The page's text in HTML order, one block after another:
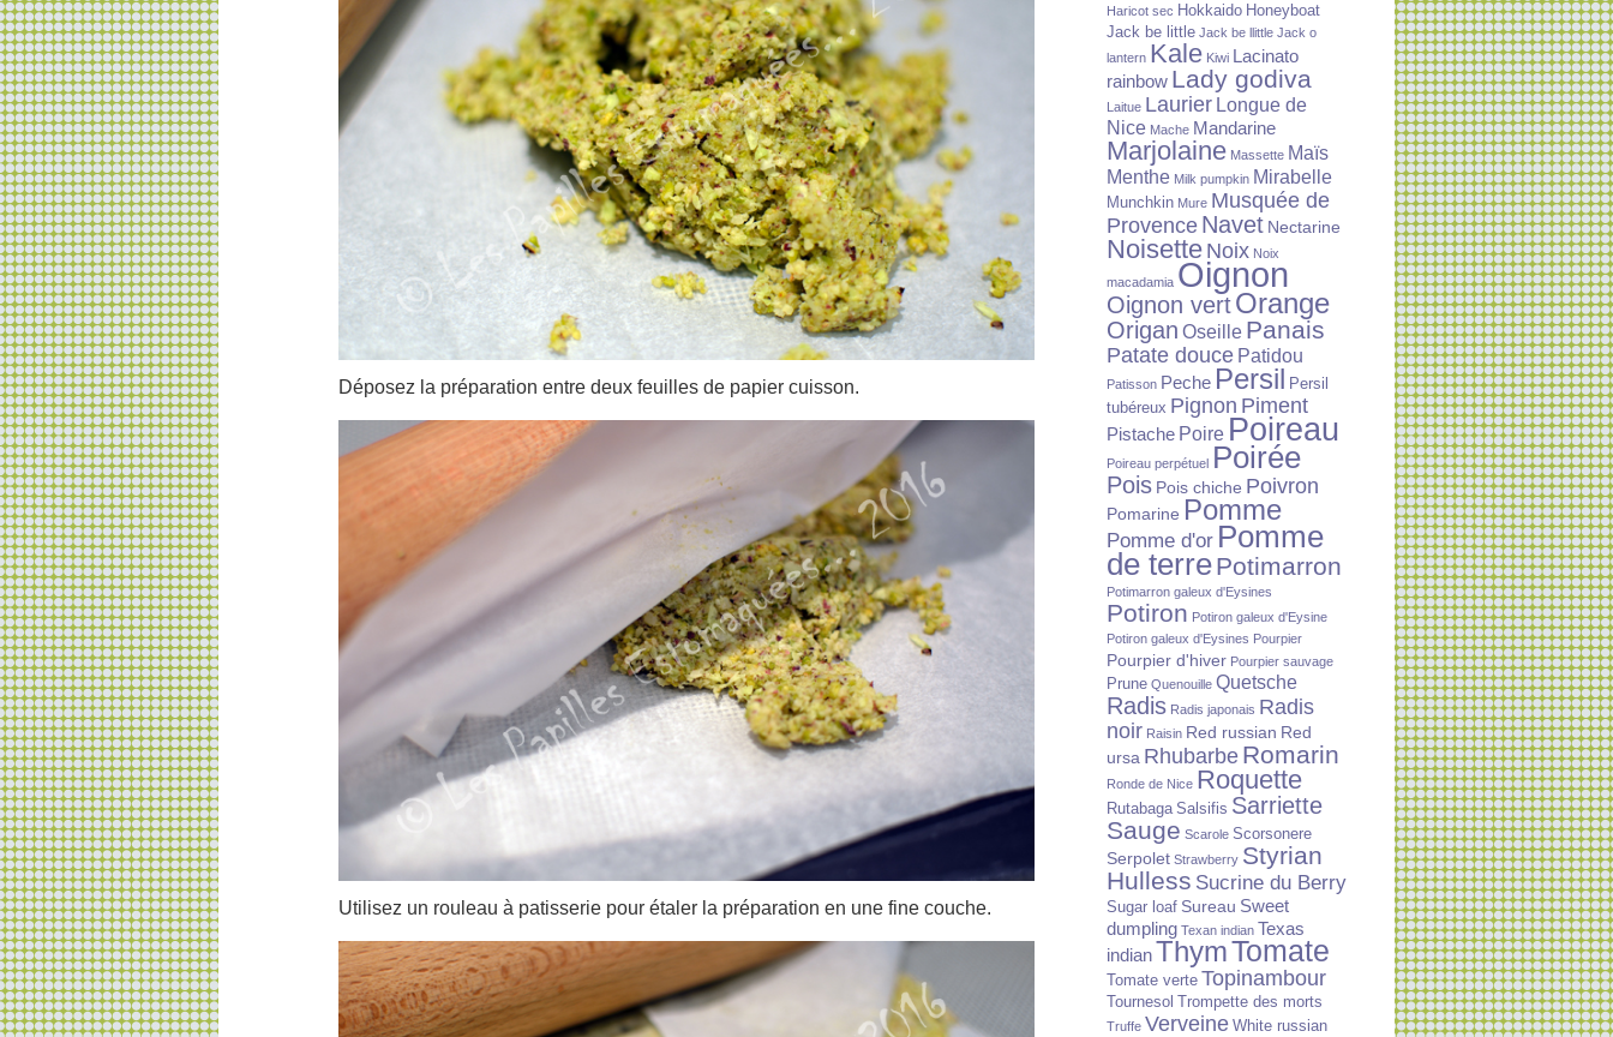
Déposez la préparation entre deux feuilles de papier cuisson.
Utilisez un rouleau à patisserie pour étaler la préparation en une fine couche.
Haricot sec Hokkaido Honeyboat
Jack be little Jack be llittle Jack o
lantern Kale Kiwi
Lacinato
rainbow Lady godiva
Laitue Laurier Longue de
Nice Mache Mandarine
Marjolaine Massette Maïs
Menthe Milk pumpkin Mirabelle
Munchkin Mure Musquée de
Provence Navet Nectarine
Noisette Noix Noix
macadamia Oignon
Oignon vertOrange
Origan Oseille Panais
Patate douce Patidou
Patisson Peche Persil Persil
tubéreux Pignon Piment
Pistache Poire Poireau
Poireau perpétuel Poirée
Pois Pois chiche Poivron
Pomarine Pomme
Pomme d'or Pomme
de terrePotimarron
Potimarron galeux d'Eysines
Potiron Potiron galeux d'Eysine
Potiron galeux d'Eysines Pourpier
Pourpier d'hiver Pourpier sauvage
Prune Quenouille Quetsche
Radis Radis japonais Radis
noir Raisin Red russian Red
ursa Rhubarbe Romarin
Ronde de Nice Roquette
Rutabaga Salsifis Sarriette
Sauge Scarole Scorsonere
Serpolet Strawberry Styrian
Hulless Sucrine du Berry
Sugar loaf Sureau Sweet
dumpling Texan indian Texas
indianThymTomate
Tomate verte Topinambour
Tournesol Trompette des morts
Truffe Verveine White russian